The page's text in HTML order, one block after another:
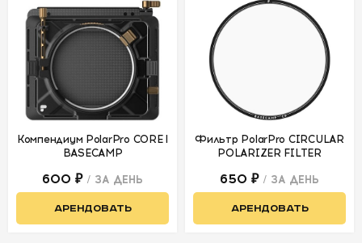
Стабилизация
Автогрип
Обвес для
камеры
Мониторы,
видеорекордеры,
Видеомикшеры
и оборудование
для онлайн-
Компендиум PolarPro CORE |
BASECAMP
600 ₽ / ЗА ДЕНЬ
АРЕНДОВАТЬ
Фильтр PolarPro CIRCULAR
POLARIZER FILTER
650 ₽ / ЗА ДЕНЬ
АРЕНДОВАТЬ